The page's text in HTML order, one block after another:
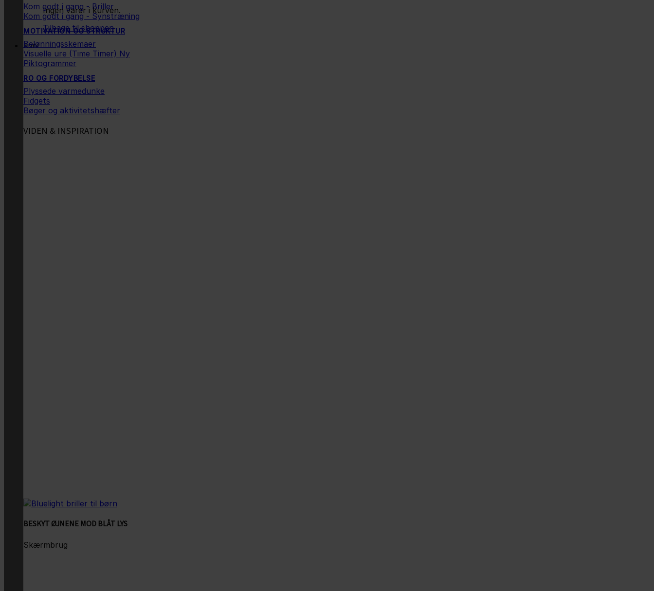
Ingen varer i kurven.
Tilbage til shoppen
Kurv
Kom godt i gang - Briller
Kom godt i gang - Synstræning
MOTIVATION OG STRUKTUR
Belønningsskemaer
Visuelle ure (Time Timer)
Piktogrammer
RO OG FORDYBELSE
Plyssede varmedunke
Fidgets
Bøger og aktivitetshæfter
VIDEN & INSPIRATION
BESKYT ØJNENE MOD BLÅT LYS
Skærmbrug